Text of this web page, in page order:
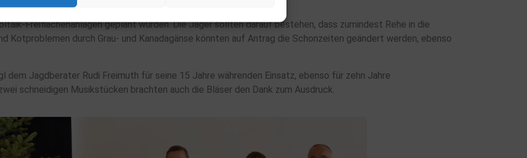
Freiflächenanlagen geplant würden. Die Jäger sollten darauf bestehen, dass zumindest Rehe in die
Kotproblemen durch Grau- und Kanadagänse könnten auf Antrag die Schonzeiten geändert werden, ebenso
dem Jagdberater Rudi Freimuth für seine 15 Jahre währenden Einsatz, ebenso für zehn Jahre
schneidigen Musikstücken brachten auch die Bläser den Dank zum Ausdruck.